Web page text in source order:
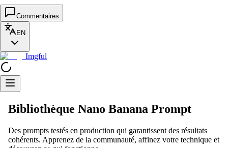
Commentaires
EN
Imgful
Bibliothèque Nano Banana Prompt
Des prompts testés en production qui garantissent des résultats
cohérents. Apprenez de la communauté, affinez votre technique et